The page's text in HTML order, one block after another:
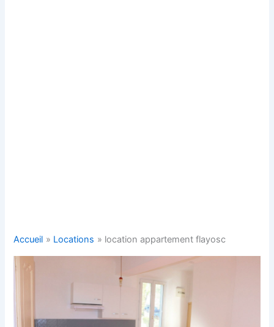
Accueil Locations location appartement flayosc